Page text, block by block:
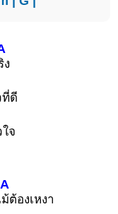
ง
ที่ดี
จ
A
ม้ต้องเหงา